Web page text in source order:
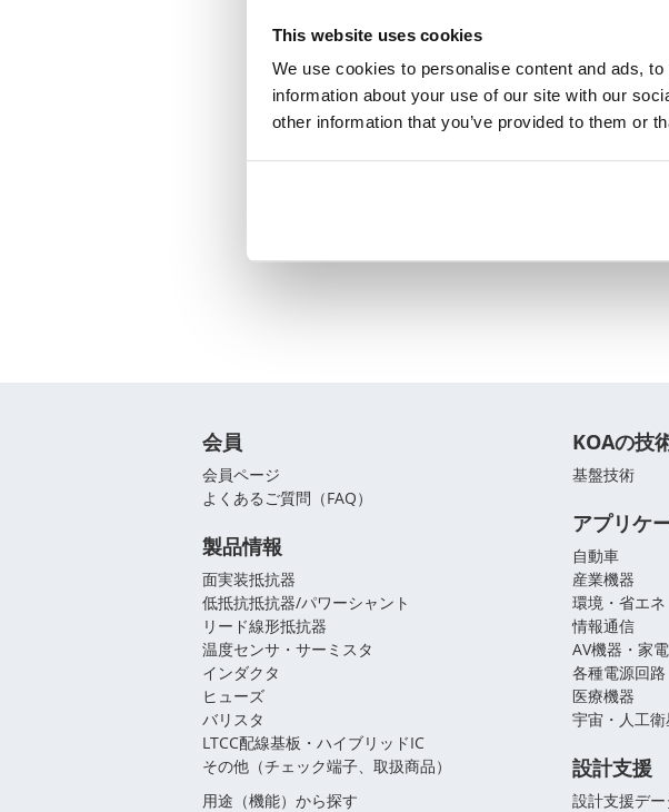
This website uses cookies
We use cookies to personalise content and ads,
information about your use of our site with our
other information that you’ve provided to them or
会員
会員ページ
よくあるご質問（FAQ）
製品情報
面実装抵抗器
低抵抗抵抗器/パワーシャント
リード線形抵抗器
温度センサ・サーミスタ
インダクタ
ヒューズ
バリスタ
LTCC配線基板・ハイブリッドIC
その他（チェック端子、取扱商品）
用途（機能）から探す
KOAの技
基盤技術
アプリケ
自動車
産業機器
環境・省エネ
情報通信
AV機器・家電
各種電源回路
医療機器
宇宙・人工衛
設計支援
設計支援デー